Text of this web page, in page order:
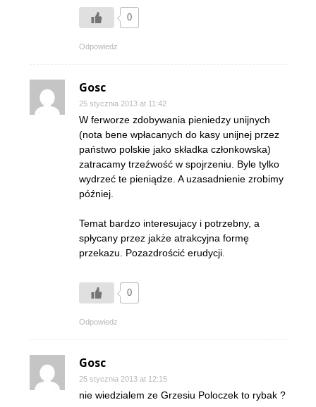
0
Odpowiedz
Gosc
25 stycznia 2013 at 11:42
W ferworze zdobywania pieniedzy unijnych
(nota bene wpłacanych do kasy unijnej przez
państwo polskie jako składka członkowska)
zatracamy trzeźwość w spojrzeniu. Byle tylko
wydrzeć te pieniądze. A uzasadnienie zrobimy
później.
Temat bardzo interesujacy i potrzebny, a
spłycany przez jakże atrakcyjna formę
przekazu. Pozazdrościć erudycji.
0
Odpowiedz
Gosc
25 stycznia 2013 at 12:15
nie wiedzialem ze Grzesiu Poloczek to rybak ?